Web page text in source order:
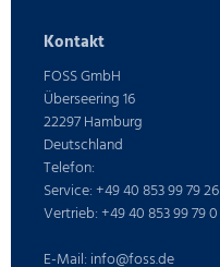
Kontakt
FOSS GmbH
Überseering 16
22297 Hamburg
Deutschland
Telefon:
Service: +49 40 853 99 79 26
Vertrieb: +49 40 853 99 79 0
E-Mail: info@foss.de